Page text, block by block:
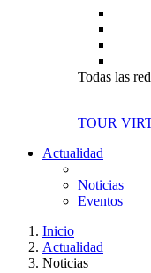
Todas las
TOUR
Actualidad
Noticias
Eventos
Inicio
Actualidad
Noticias